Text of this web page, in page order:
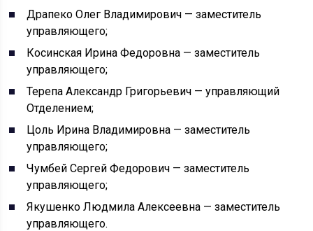
Драпеко Олег Владимирович — заместитель
управляющего;
Косинская Ирина Федоровна — заместитель
управляющего;
Терепа Александр Григорьевич — управляющий
Отделением;
Цоль Ирина Владимировна — заместитель
управляющего;
Чумбей Сергей Федорович — заместитель
управляющего;
Якушенко Людмила Алексеевна — заместитель
управляющего.